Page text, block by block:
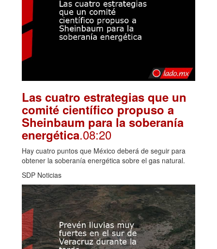
Las cuatro estrategias que un
comité científico propuso a
Sheinbaum para la soberanía
energética.08:20
Hay cuatro puntos que México deberá de seguir para
obtener la soberanía energética sobre el gas natural.
SDP Noticias